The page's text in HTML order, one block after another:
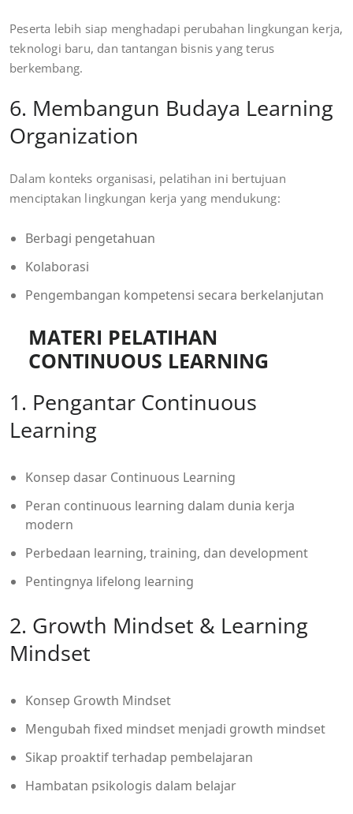
Peserta lebih siap menghadapi perubahan lingkungan kerja,
teknologi baru, dan tantangan bisnis yang terus
berkembang.
6. Membangun Budaya Learning
Organization
Dalam konteks organisasi, pelatihan ini bertujuan
menciptakan lingkungan kerja yang mendukung:
Berbagi pengetahuan
Kolaborasi
Pengembangan kompetensi secara berkelanjutan
MATERI PELATIHAN
CONTINUOUS LEARNING
1. Pengantar Continuous
Learning
Konsep dasar Continuous Learning
Peran continuous learning dalam dunia kerja
modern
Perbedaan learning, training, dan development
Pentingnya lifelong learning
2. Growth Mindset & Learning
Mindset
Konsep Growth Mindset
Mengubah fixed mindset menjadi growth mindset
Sikap proaktif terhadap pembelajaran
Hambatan psikologis dalam belajar